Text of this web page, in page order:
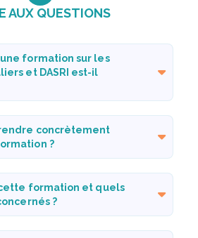
AUX QUESTIONS
formation sur les
et DASRI est-il
concrètement
?
formation et quels
?